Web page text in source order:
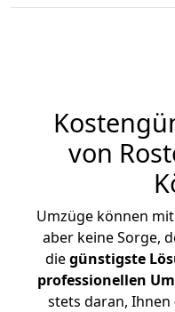
von
Umzüge können
aber keine Sorge,
diegünstigste
professionellen
stets daran, Ihnen